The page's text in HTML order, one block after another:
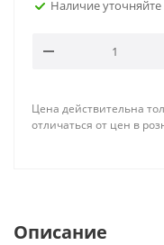
Наличие уточняйте
Цена действительна
отличаться от цен в
Описание